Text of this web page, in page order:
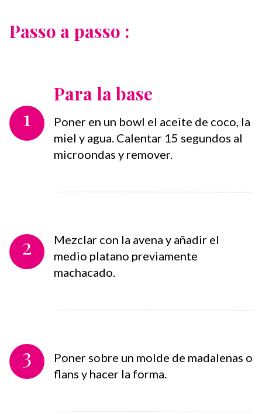
Passo a passo :
1
Para la base
Poner en un bowl el aceite de coco, la
miel y agua. Calentar 15 segundos al
microondas y remover.
2
Mezclar con la avena y añadir el
medio platano previamente
machacado.
3
Poner sobre un molde de madalenas o
flans y hacer la forma.